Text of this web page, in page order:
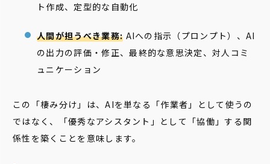
ト作成、定型的な自動化
人間が担うべき業務: AIへの指示（プロンプト）、AI
の出力の評価・修正、最終的な意思決定、対人コミ
ュニケーション
この「棲み分け」は、AIを単なる「作業者」として使うの
ではなく、「優秀なアシスタント」として「協働」する関
係性を築くことを意味します。